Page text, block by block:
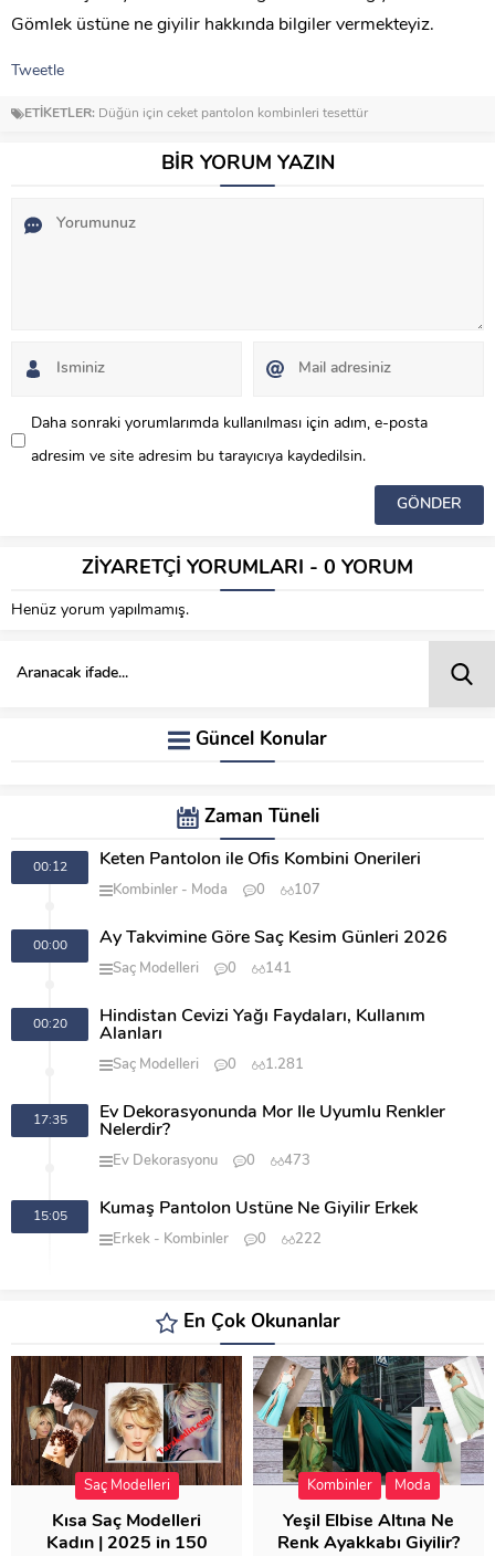
Gömlek üstüne ne giyilir hakkında bilgiler vermekteyiz.
Tweetle
ETİKETLER: Düğün için ceket pantolon kombinleri tesettür
BİR YORUM YAZIN
Daha sonraki yorumlarımda kullanılması için adım, e-posta
adresim ve site adresim bu tarayıcıya kaydedilsin.
ZİYARETÇİ YORUMLARI - 0 YORUM
Henüz yorum yapılmamış.
Güncel Konular
Zaman Tüneli
00:12 Keten Pantolon ile Ofis Kombini Önerileri
Kombinler Moda 0 107
00:00 Ay Takvimine Göre Saç Kesim Günleri 2026
Saç Modelleri 0 141
00:20
Hindistan Cevizi Yağı Faydaları, Kullanım
Alanları
Saç Modelleri 0 1.281
17:35
Ev Dekorasyonunda Mor İle Uyumlu Renkler
Nelerdir?
Ev Dekorasyonu 0 473
15:05 Kumaş Pantolon Üstüne Ne Giyilir Erkek
Erkek Kombinler 0 222
En Çok Okunanlar
Saç Modelleri
Kısa Saç Modelleri
Kadın | 2025 in 150
Kombinler Moda
Yeşil Elbise Altına Ne
Renk Ayakkabı Giyilir?